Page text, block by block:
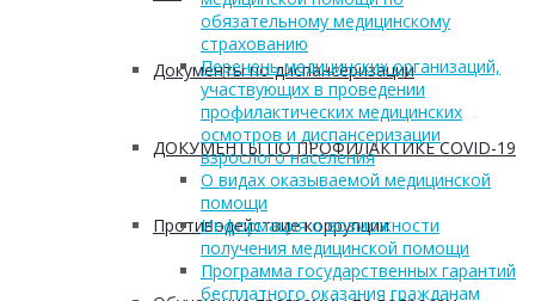
Документы по диспансеризации
ДОКУМЕНТЫ ПО ПРОФИЛАКТИКЕ COVID-19
Противодействие коррупции
обязательному медицинскому
страхованию
Перечень медицинских организаций,
участвующих в проведении
профилактических медицинских
осмотров и диспансеризации
взрослого населения
О видах оказываемой медицинской
помощи
Информация о возможности
получения медицинской помощи
Программа государственных гарантий
бесплатного оказания гражданам